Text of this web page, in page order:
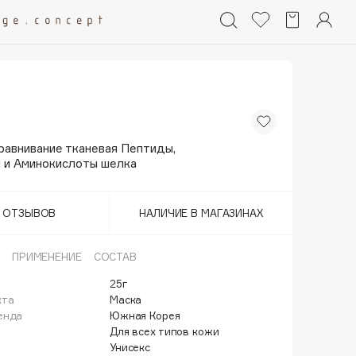
тканевая Пептиды,
Аминокислоты шелка
ОТЗЫВОВ НАЛИЧИЕ В МАГАЗИНАХ
ПРИМЕНЕНИЕ СОСТАВ
25г
Маска
Южная Корея
Для всех типов кожи
Унисекс